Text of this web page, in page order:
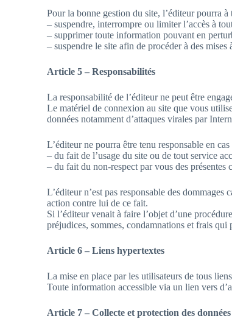
Pour la bonne gestion du site, l’éditeur pourra à
– suspendre, interrompre ou limiter l’accès à
– supprimer toute information pouvant en
– suspendre le site afin de procéder à des mises
Article 5 – Responsabilités
La responsabilité de l’éditeur ne peut être
Le matériel de connexion au site que vous
données notamment d’attaques virales par
L’éditeur ne pourra être tenu responsable en
– du fait de l’usage du site ou de tout service
– du fait du non-respect par vous des présentes
L’éditeur n’est pas responsable des
action contre lui de ce fait.
Si l’éditeur venait à faire l’objet d’une
préjudices, sommes, condamnations et frais
Article 6 – Liens hypertextes
La mise en place par les utilisateurs de tous
Toute information accessible via un lien vers
Article 7 – Collecte et protection des données